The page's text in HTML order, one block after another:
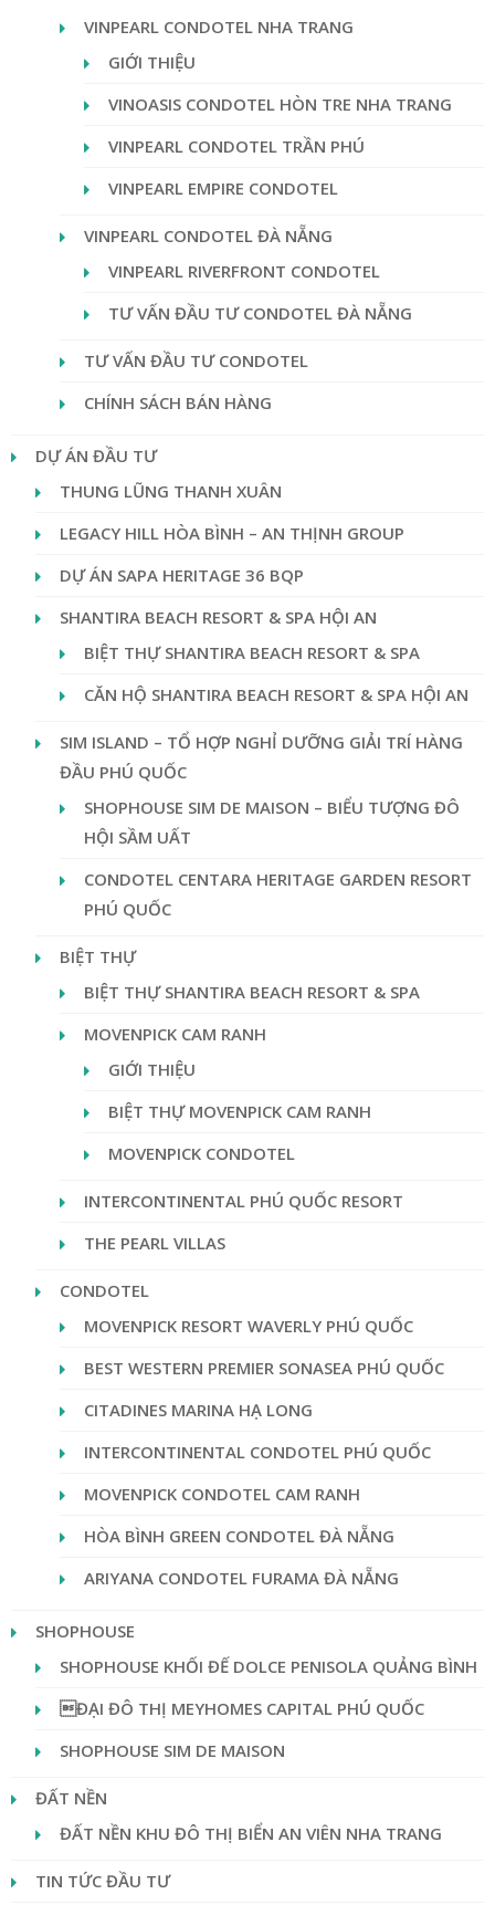
VINPEARL CONDOTEL NHA TRANG
GIỚI THIỆU
VINOASIS CONDOTEL HÒN TRE NHA TRANG
VINPEARL CONDOTEL TRẦN PHÚ
VINPEARL EMPIRE CONDOTEL
VINPEARL CONDOTEL ĐÀ NẴNG
VINPEARL RIVERFRONT CONDOTEL
TƯ VẤN ĐẦU TƯ CONDOTEL ĐÀ NẴNG
TƯ VẤN ĐẦU TƯ CONDOTEL
CHÍNH SÁCH BÁN HÀNG
DỰ ÁN ĐẦU TƯ
THUNG LŨNG THANH XUÂN
LEGACY HILL HÒA BÌNH – AN THỊNH GROUP
DỰ ÁN SAPA HERITAGE 36 BQP
SHANTIRA BEACH RESORT & SPA HỘI AN
BIỆT THỰ SHANTIRA BEACH RESORT & SPA
CĂN HỘ SHANTIRA BEACH RESORT & SPA HỘI AN
SIM ISLAND – TỔ HỢP NGHỈ DƯỠNG GIẢI TRÍ HÀNG
ĐẦU PHÚ QUỐC
SHOPHOUSE SIM DE MAISON – BIỂU TƯỢNG ĐÔ
HỘI SẦM UẤT
CONDOTEL CENTARA HERITAGE GARDEN RESORT
PHÚ QUỐC
BIỆT THỰ
BIỆT THỰ SHANTIRA BEACH RESORT & SPA
MOVENPICK CAM RANH
GIỚI THIỆU
BIỆT THỰ MOVENPICK CAM RANH
MOVENPICK CONDOTEL
INTERCONTINENTAL PHÚ QUỐC RESORT
THE PEARL VILLAS
CONDOTEL
MOVENPICK RESORT WAVERLY PHÚ QUỐC
BEST WESTERN PREMIER SONASEA PHÚ QUỐC
CITADINES MARINA HẠ LONG
INTERCONTINENTAL CONDOTEL PHÚ QUỐC
MOVENPICK CONDOTEL CAM RANH
HÒA BÌNH GREEN CONDOTEL ĐÀ NẴNG
ARIYANA CONDOTEL FURAMA ĐÀ NẴNG
SHOPHOUSE
SHOPHOUSE KHỐI ĐẾ DOLCE PENISOLA QUẢNG BÌNH
ĐẠI ĐÔ THỊ MEYHOMES CAPITAL PHÚ QUỐC
SHOPHOUSE SIM DE MAISON
ĐẤT NỀN
ĐẤT NỀN KHU ĐÔ THỊ BIỂN AN VIÊN NHA TRANG
TIN TỨC ĐẦU TƯ